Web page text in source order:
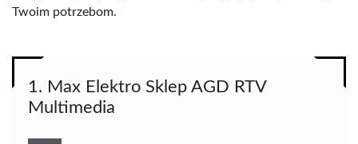
Twoim potrzebom.
1. Max Elektro Sklep AGD RTV
Multimedia